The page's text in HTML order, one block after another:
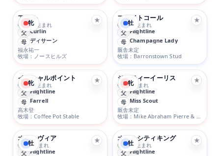
牝 ★
アマル
牝 4/28生まれ
父 Curlin
母 ディサーン
福永祐一
牧場：ノースヒルズ
牡 ★
フライトコール
牡 3/17生まれ
父 Flightline
母 Champagne Lady
厩舎未定
牧場：Barronstown Stud
牝 ★
イニシャルポイント
牝 4/22生まれ
父 Flightline
母 Farrell
高木登
牧場：Coffee Pot Stable
牝 ★
ジーティーイーリス
牝 2/1生まれ
父 Flightline
母 Miss Scout
厩舎未定
牧場：Mike Abraham Pierre & Leslie Amestoy & Roger K. Beasley
牡 ★
オーレヴィア
牡 3/7生まれ
父 Flightline
牡 ★
オールシティキング
牡 4/29生まれ
父 Flightline